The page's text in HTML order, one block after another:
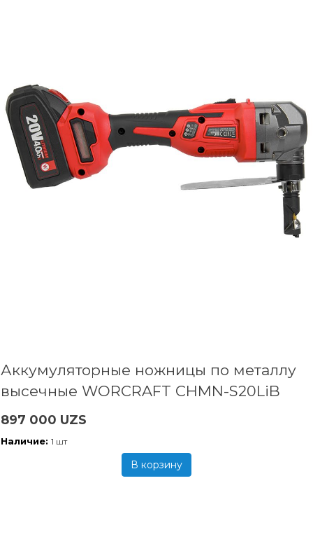
Аккумуляторные ножницы по металлу
высечные WORCRAFT CHMN-S20LiB
897 000 UZS
Наличие: 1 шт
В корзину